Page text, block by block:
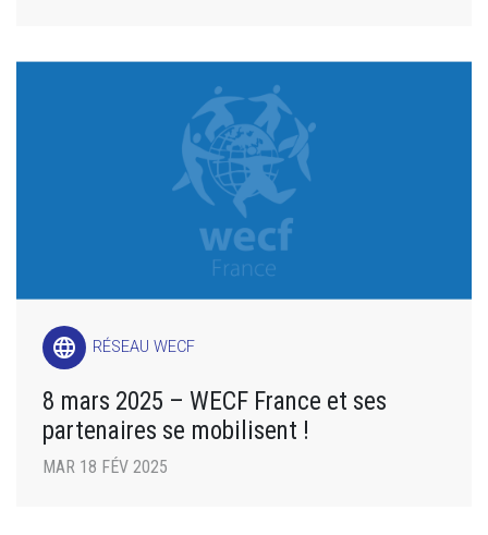
language RÉSEAU WECF
8 mars 2025 – WECF France et ses
partenaires se mobilisent !
MAR 18 FÉV 2025